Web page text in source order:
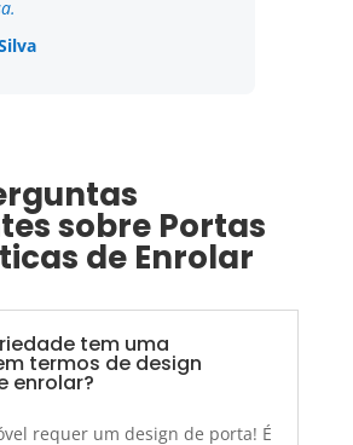
sobre Portas
de Enrolar
tem uma
termos de design
enrolar?
requer um design de porta! É